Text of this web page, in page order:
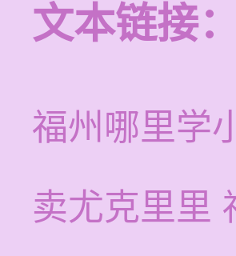
文本链接：
福州哪里学
卖尤克里里